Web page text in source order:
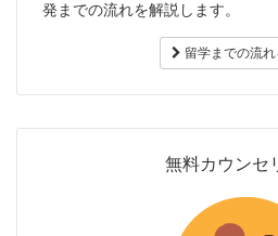
発までの流れを解説します。
留学までの流
無料カウンセ